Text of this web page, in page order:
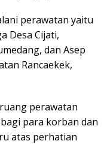
perawatan yaitu
Desa Cijati,
dan Asep
Rancaekek,
perawatan
para korban dan
atas perhatian